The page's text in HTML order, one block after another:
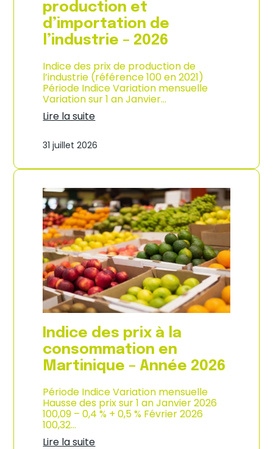
s
o
m
m
a
i
o
n
e
n
G
a
e
o
u
p
e
–
A
n
n
é
e
2
0
2
6
production et
d’importation de
l’industrie – 2026
Indice des prix de production de
l’industrie (référence 100 en 2021)
Période Indice Variation mensuelle
Variation sur 1 an Janvier…
Lire la suite
n
i
e
d
e
s
p
r
i
x
d
e
p
r
o
d
u
c
t
o
n
e
’
31 juillet 2026
Indice des prix à la
consommation en
Martinique – Année 2026
Période Indice Variation mensuelle
Hausse des prix sur 1 an Janvier 2026
100,09 – 0,4 % + 0,5 % Février 2026
100,32…
Lire la suite